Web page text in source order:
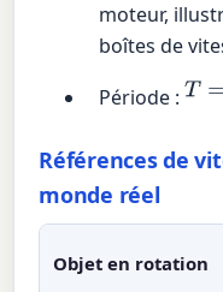
moteur,
boîtes de
Période : T= 2π
Références de
monde réel
Objet en rotation